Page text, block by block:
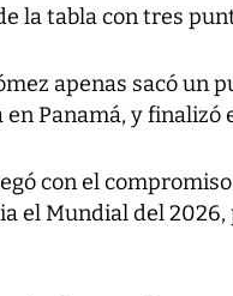
la tabla con tres
apenas sacó un
Panamá, y finalizó
con el
el Mundial del